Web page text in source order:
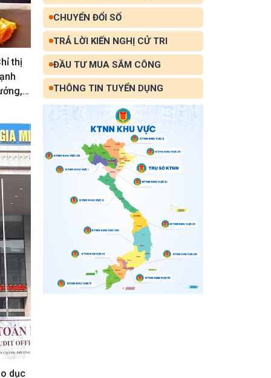
thị
mới
dục
CHUYỂN ĐỔI SỐ
TRẢ LỜI KIẾN NGHỊ CỬ TRI
ĐẦU TƯ MUA SẮM CÔNG
THÔNG TIN TUYỂN DỤNG